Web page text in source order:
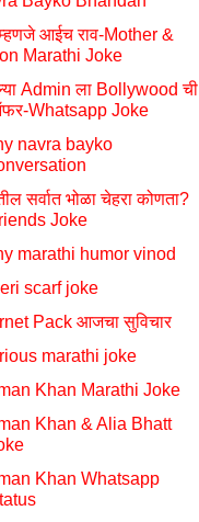
आईच राव-Mother &
Marathi Joke
Admin ला Bollywood ची
Whatsapp Joke
navra bayko
सर्वात भोळा चेहरा कोणता?
Joke
marathi humor vinod
scarf joke
Pack आजचा सुविचार
marathi joke
Khan Marathi Joke
Khan & Alia Bhatt
Khan Whatsapp